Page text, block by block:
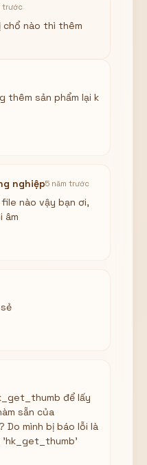
trước
chổ nào thì thêm
thêm sản phẩm lại k
nghiệp5 năm trước
nào vậy bạn ơi,
âm
để lấy
sẵn của
Do mình bị báo lỗi là